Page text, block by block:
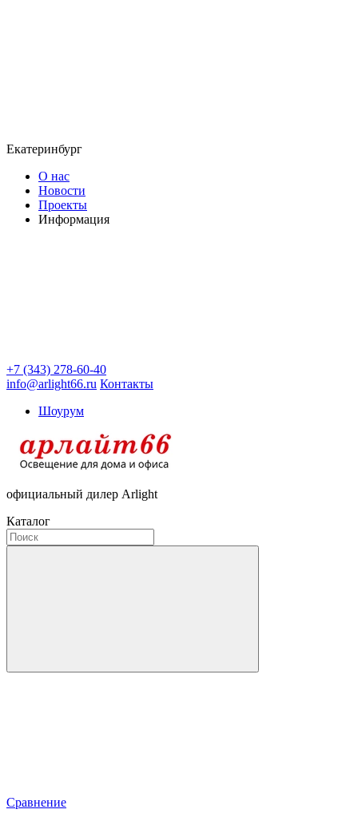
Екатеринбург
О нас
Новости
Проекты
Информация
+7 (343) 278-60-40
info@arlight66.ru Контакты
Шоурум
официальный дилер Arlight
Каталог
Сравнение